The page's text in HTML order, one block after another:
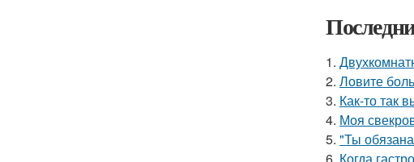
1.
2. Ловите
3. Как-то так
4. Моя
5. "Ты
6. Когда